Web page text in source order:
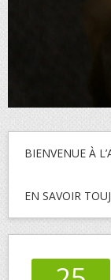
BIENVENUE À
EN SAVOIR